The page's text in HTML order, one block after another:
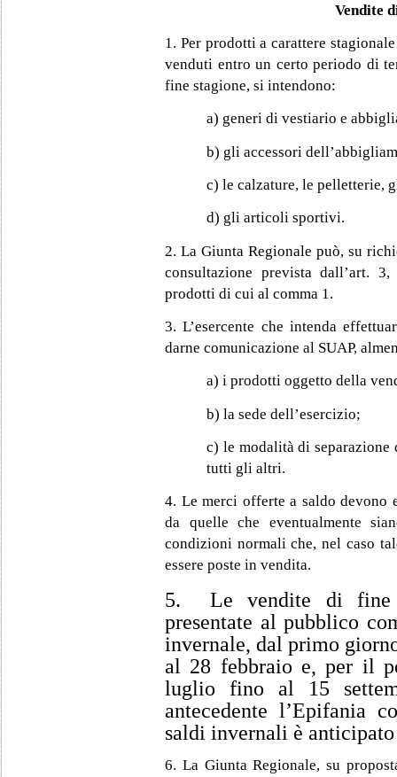
Vendite
1. Per prodotti a carattere
venduti entro un certo periodo di
fine stagione, si intendono:
a) generi di vestiario e
b) gli accessori
c) le calzature, le pelletterie,
d) gli articoli sportivi.
2. La Giunta Regionale può, su
consultazione prevista dall’art.
prodotti di cui al comma 1.
3. L’esercente che intenda
darne comunicazione al SUAP,
a) i prodotti oggetto della
b) la sede dell’esercizio;
c) le modalità di
tutti gli altri.
4. Le merci offerte a saldo devono
da quelle che eventualmente
condizioni normali che, nel caso
essere poste in vendita.
5. Le vendite di fine
presentate al pubblico
invernale, dal primo
al 28 febbraio e, per il
luglio fino al 15
antecedente l’Epifania
saldi invernali è
6. La Giunta Regionale, su